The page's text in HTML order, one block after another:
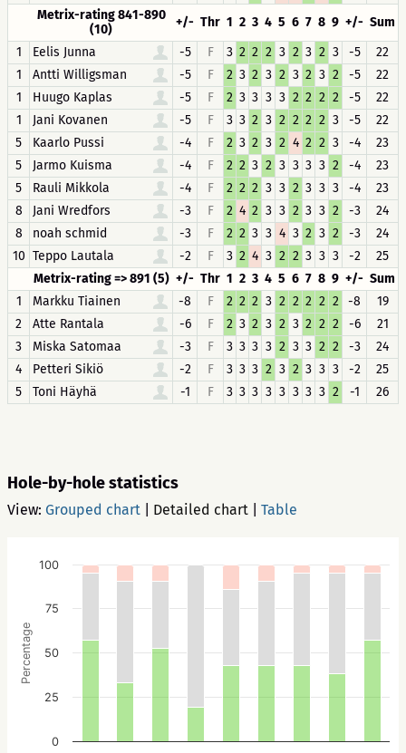
Metrix-rating 841-890
(10)
+/- Thr 1 2 3 4 5 6 7 8 9 +/- Sum
1
Eelis Junna -5 F 3 2 2 2 3 2 3 2 3 -5
22
1
Antti Willigsman -5 F 2 3 2 3 2 3 2 3 2 -5
22
1
Huugo Kaplas -5 F 2 3 3 3 3 2 2 2 2 -5
22
1
Jani Kovanen -5 F 3 3 2 3 2 2 2 2 3 -5
22
5
Kaarlo Pussi -4 F 2 3 2 3 2 4 2 2 3 -4
23
5
Jarmo Kuisma -4 F 2 2 3 2 3 3 3 3 2 -4
23
5
Rauli Mikkola -4 F 2 2 2 3 3 2 3 3 3 -4
23
8
Jani Wredfors -3 F 2 4 2 3 3 2 3 3 2 -3
24
8
noah schmid -3 F 2 2 3 3 4 3 2 3 2 -3
24
10 Teppo Lautala -2 F 3 2 4 3 2 2 3 3 3 -2
25
Metrix-rating => 891 (5) +/- Thr 1 2 3 4 5 6 7 8 9 +/- Sum
1
Markku Tiainen -8 F 2 2 2 3 2 2 2 2 2 -8
19
2
Atte Rantala -6 F 2 3 2 3 2 3 2 2 2 -6
21
3
Miska Satomaa -3 F 3 3 3 3 2 3 3 2 2 -3
24
4
Petteri Sikiö -2 F 3 3 3 2 3 2 3 3 3 -2
25
5
Toni Häyhä -1 F 3 3 3 3 3 3 3 3 2 -1 26
Hole-by-hole statistics
View: Grouped chart Detailed chart Table
Percentage
0
25
50
75
100